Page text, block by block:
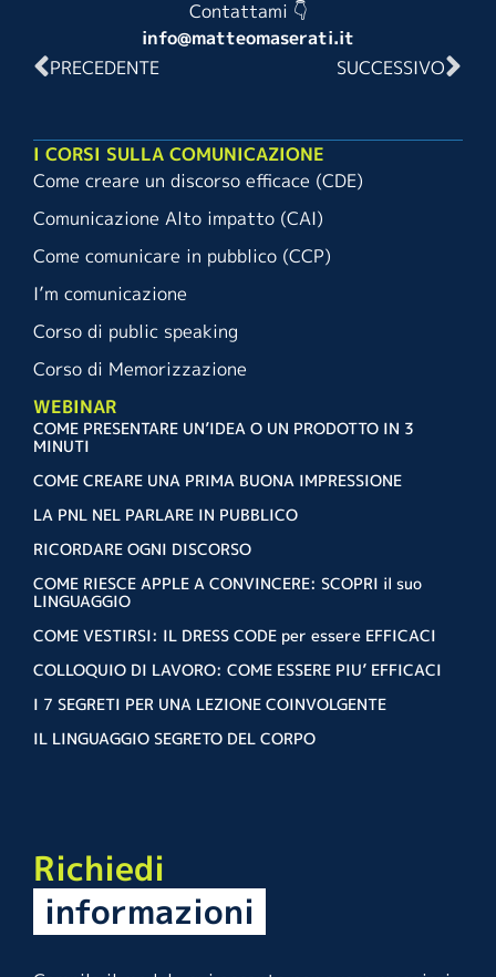
Contattami 👇
info@matteomaserati.it
PRECEDENTE
SUCCESSIVO
I CORSI SULLA COMUNICAZIONE
Come creare un discorso efficace (CDE)
Comunicazione Alto impatto (CAI)
Come comunicare in pubblico (CCP)
I’m comunicazione
Corso di public speaking
Corso di Memorizzazione
WEBINAR
COME PRESENTARE UN’IDEA O UN PRODOTTO IN 3
MINUTI
COME CREARE UNA PRIMA BUONA IMPRESSIONE
LA PNL NEL PARLARE IN PUBBLICO
RICORDARE OGNI DISCORSO
COME RIESCE APPLE A CONVINCERE: SCOPRI il suo
LINGUAGGIO
COME VESTIRSI: IL DRESS CODE per essere EFFICACI
COLLOQUIO DI LAVORO: COME ESSERE PIU’ EFFICACI
I 7 SEGRETI PER UNA LEZIONE COINVOLGENTE
IL LINGUAGGIO SEGRETO DEL CORPO
Richiedi
informazioni